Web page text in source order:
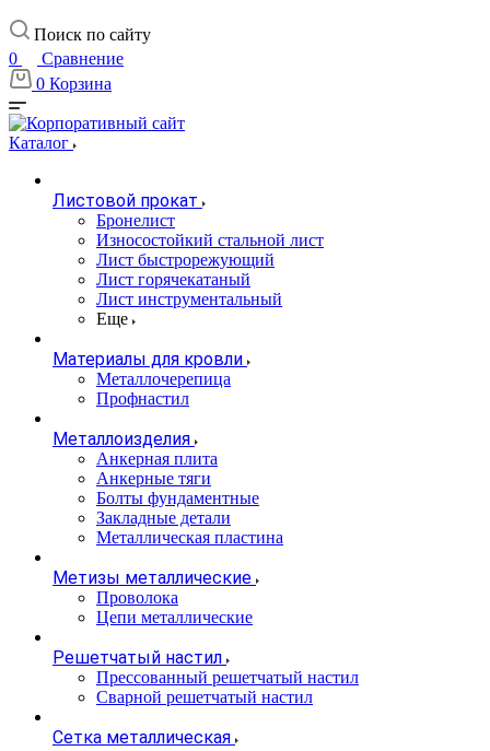
Поиск по сайту
0
Сравнение
0 Корзина
Каталог
Листовой прокат
Бронелист
Износостойкий стальной лист
Лист быстрорежующий
Лист горячекатаный
Лист инструментальный
Еще
Материалы для кровли
Металлочерепица
Профнастил
Металлоизделия
Анкерная плита
Анкерные тяги
Болты фундаментные
Закладные детали
Металлическая пластина
Метизы металлические
Проволока
Цепи металлические
Решетчатый настил
Прессованный решетчатый настил
Сварной решетчатый настил
Сетка металлическая